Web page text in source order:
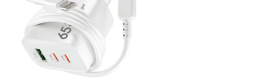
wyświetlacz Redmi Note 13 5G
Dlatego odpowiednia ochrona ekranu to
inwestycja, która zapewni Ci komfort
użytkowania przez długi czas.
sklepie internetowym